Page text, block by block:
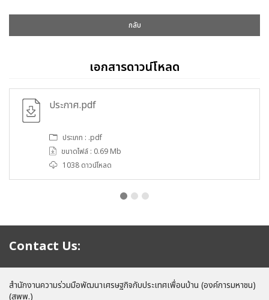
กลับ
เอกสารดาวน์โหลด
ประกาศ.pdf
ประเภท : .pdf
ขนาดไฟล์ : 0.69 Mb
1038 ดาวน์โหลด
Contact Us:
สำนักงานความร่วมมือพัฒนาเศรษฐกิจกับประเทศเพื่อนบ้าน (องค์การมหาชน)
(สพพ.)